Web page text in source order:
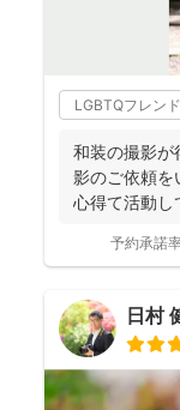
LGBTQフレン
和装の撮影
影のご依頼を
心得て活動
予約承諾
日村